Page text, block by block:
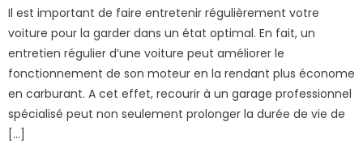
Il est important de faire entretenir régulièrement votre
voiture pour la garder dans un état optimal. En fait, un
entretien régulier d’une voiture peut améliorer le
fonctionnement de son moteur en la rendant plus économe
en carburant. A cet effet, recourir à un garage professionnel
spécialisé peut non seulement prolonger la durée de vie de
[…]